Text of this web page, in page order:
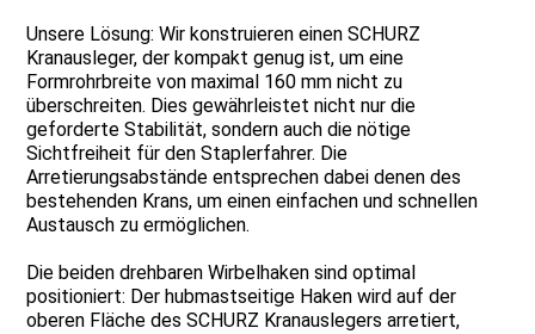
Unsere Lösung: Wir konstruieren einen SCHURZ
Kranausleger, der kompakt genug ist, um eine
Formrohrbreite von maximal 160 mm nicht zu
überschreiten. Dies gewährleistet nicht nur die
geforderte Stabilität, sondern auch die nötige
Sichtfreiheit für den Staplerfahrer. Die
Arretierungsabstände entsprechen dabei denen des
bestehenden Krans, um einen einfachen und schnellen
Austausch zu ermöglichen.
Die beiden drehbaren Wirbelhaken sind optimal
positioniert: Der hubmastseitige Haken wird auf der
oberen Fläche des SCHURZ Kranauslegers arretiert,